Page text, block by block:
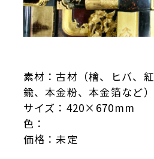
素材：古材（檜、ヒバ、
鍮、本金粉、本金箔など）
サイズ：420×670mm
色：
価格：未定